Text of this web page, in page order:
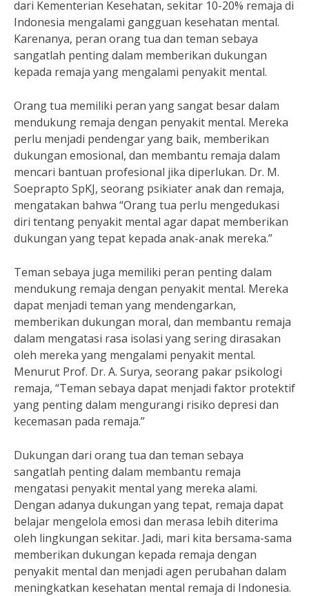
dari Kementerian Kesehatan, sekitar 10-20% remaja di
Indonesia mengalami gangguan kesehatan mental.
Karenanya, peran orang tua dan teman sebaya
sangatlah penting dalam memberikan dukungan
kepada remaja yang mengalami penyakit mental.
Orang tua memiliki peran yang sangat besar dalam
mendukung remaja dengan penyakit mental. Mereka
perlu menjadi pendengar yang baik, memberikan
dukungan emosional, dan membantu remaja dalam
mencari bantuan profesional jika diperlukan. Dr. M.
Soeprapto SpKJ, seorang psikiater anak dan remaja,
mengatakan bahwa “Orang tua perlu mengedukasi
diri tentang penyakit mental agar dapat memberikan
dukungan yang tepat kepada anak-anak mereka.”
Teman sebaya juga memiliki peran penting dalam
mendukung remaja dengan penyakit mental. Mereka
dapat menjadi teman yang mendengarkan,
memberikan dukungan moral, dan membantu remaja
dalam mengatasi rasa isolasi yang sering dirasakan
oleh mereka yang mengalami penyakit mental.
Menurut Prof. Dr. A. Surya, seorang pakar psikologi
remaja, “Teman sebaya dapat menjadi faktor protektif
yang penting dalam mengurangi risiko depresi dan
kecemasan pada remaja.”
Dukungan dari orang tua dan teman sebaya
sangatlah penting dalam membantu remaja
mengatasi penyakit mental yang mereka alami.
Dengan adanya dukungan yang tepat, remaja dapat
belajar mengelola emosi dan merasa lebih diterima
oleh lingkungan sekitar. Jadi, mari kita bersama-sama
memberikan dukungan kepada remaja dengan
penyakit mental dan menjadi agen perubahan dalam
meningkatkan kesehatan mental remaja di Indonesia.